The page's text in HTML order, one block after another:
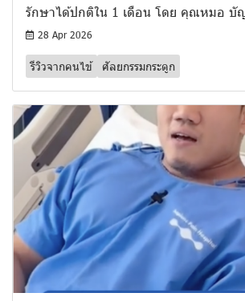
รักษาได้ปกติใน 1 เดือน โดย คุณหมอ บั
28 Apr 2026
รีวิวจากคนไข้ ศัลยกรรมกระดูก